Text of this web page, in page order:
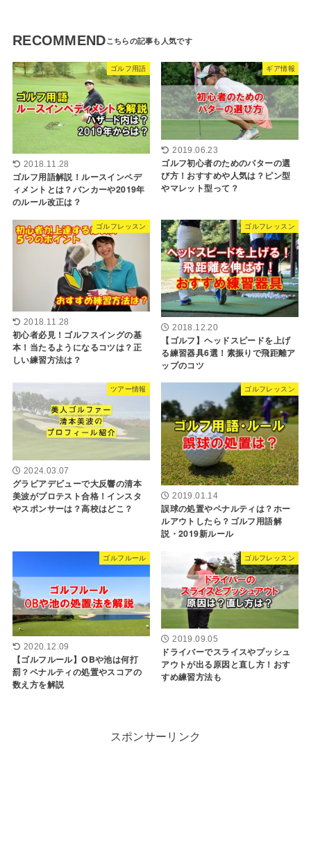
RECOMMEND
ゴルフ用語
2018.11.28
ゴルフ用語解説！ルースインペデ
ィメントとは？バンカーや2019年
のルール改正は？
ギア情報
2019.06.23
ゴルフ初心者のためのパターの選
び方！おすすめや人気は？ピン型
やマレット型って？
ゴルフレッスン
2018.11.28
初心者必見！ゴルフスイングの基
本！当たるようになるコツは？正
しい練習方法は？
ゴルフレッスン
2018.12.20
【ゴルフ】ヘッドスピードを上げ
る練習器具6選！素振りで飛距離ア
ップのコツ
ツアー情報
2024.03.07
グラビアデビューで大反響の清本
美波がプロテスト合格！インスタ
やスポンサーは？高校はどこ？
ゴルフレッスン
2019.01.14
誤球の処置やペナルティは？ホー
ルアウトしたら？ゴルフ用語解
説・2019新ルール
ゴルフルール
2020.12.09
【ゴルフルール】OBや池は何打
罰？ペナルティの処置やスコアの
数え方を解説
ゴルフレッスン
2019.09.05
ドライバーでスライスやプッシュ
アウトが出る原因と直し方！おす
すめ練習方法も
スポンサーリンク